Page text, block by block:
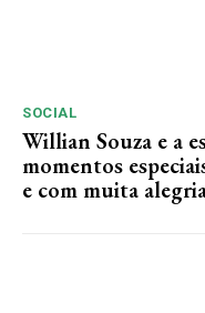
SOCIAL
Willian Souza e a
momentos
e com muita